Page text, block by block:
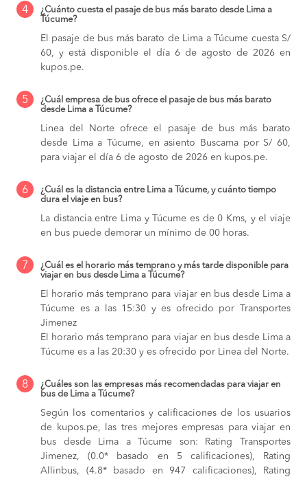
4
¿Cuánto cuesta el pasaje de bus más barato desde Lima a
Túcume?
El pasaje de bus más barato de Lima a Túcume cuesta S/
60, y está disponible el día 6 de agosto de 2026 en
kupos.pe.
5
¿Cuál empresa de bus ofrece el pasaje de bus más barato
desde Lima a Túcume?
Linea del Norte ofrece el pasaje de bus más barato
desde Lima a Túcume, en asiento Buscama por S/ 60,
para viajar el día 6 de agosto de 2026 en kupos.pe.
6
¿Cuál es la distancia entre Lima a Túcume, y cuánto tiempo
dura el viaje en bus?
La distancia entre Lima y Túcume es de 0 Kms, y el viaje
en bus puede demorar un mínimo de 00 horas.
7
¿Cuál es el horario más temprano y más tarde disponible para
viajar en bus desde Lima a Túcume?
El horario más temprano para viajar en bus desde Lima a
Túcume es a las 15:30 y es ofrecido por Transportes
Jimenez
El horario más temprano para viajar en bus desde Lima a
Túcume es a las 20:30 y es ofrecido por Linea del Norte.
8
¿Cuáles son las empresas más recomendadas para viajar en
bus de Lima a Túcume?
Según los comentarios y calificaciones de los usuarios
de kupos.pe, las tres mejores empresas para viajar en
bus desde Lima a Túcume son: Rating Transportes
Jimenez, (0.0* basado en 5 calificaciones), Rating
Allinbus, (4.8* basado en 947 calificaciones), Rating